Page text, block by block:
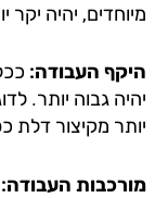
יהיה יקר יותר.
העבודה:ככל
גבוה יותר.
מקיצור דלת
העבודה: